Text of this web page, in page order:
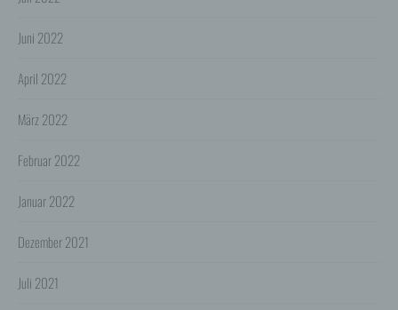
Juni 2022
April 2022
März 2022
Februar 2022
Januar 2022
Dezember 2021
Juli 2021
wenn dies für Abrechnungszwecke notwendig ist (z.B.
an einen Zahlungsdienstleister) oder für andere
vertraglichen Verpflichtungen gegenüber den Nutzern
Bei der Kontaktaufnahme mit uns (per Kontaktformular
Bearbeitung der Anfrage sowie für den Fall, dass
Anschlussfragen entstehen, gespeichert.
ihren Verwendungszweck erfüllt haben und der
auf dem sich dieser Dienst befindet (so genannte